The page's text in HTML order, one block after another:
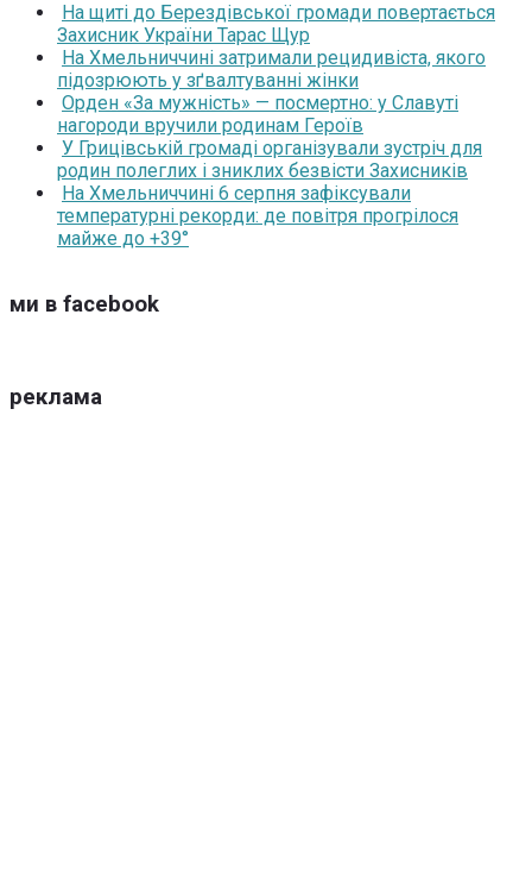
На щиті до Берездівської громади повертається
Захисник України Тарас Щур
На Хмельниччині затримали рецидивіста, якого
підозрюють у зґвалтуванні жінки
Орден «За мужність» — посмертно: у Славуті
нагороди вручили родинам Героїв
У Грицівській громаді організували зустріч для
родин полеглих і зниклих безвісти Захисників
На Хмельниччині 6 серпня зафіксували
температурні рекорди: де повітря прогрілося
майже до +39°
ми в facebook
реклама